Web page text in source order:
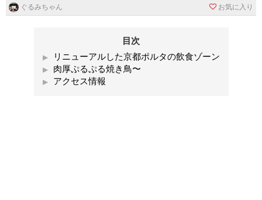
ぐるみちゃん お気に入り
目次
リニューアルした京都ポルタの飲食ゾーン
肉厚ぷるぷる焼き鳥〜
アクセス情報